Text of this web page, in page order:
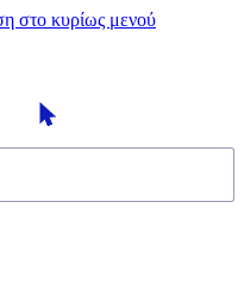
στο κυρίως μενού